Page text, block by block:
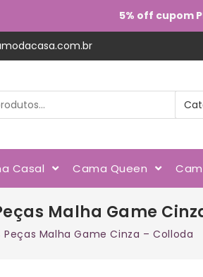
5% off cupom
Casal Cama Queen
Malha Game
Malha Game Cinza – Colloda